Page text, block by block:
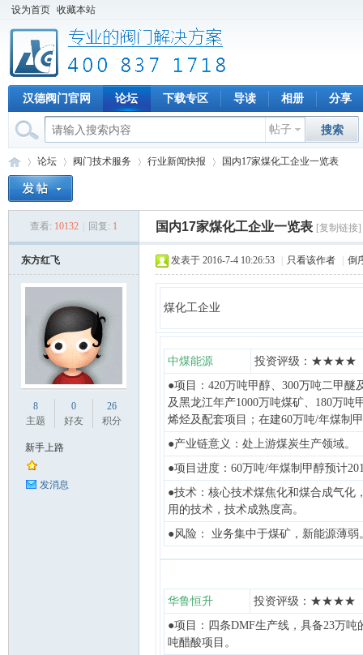
设为首页 收藏本站
汉德阀门官网 论坛 下载专区 导读 相册 分享
帖子 搜索
论坛
›
阀门技术服务 行业新闻快报
›
国内17家煤化工企业一览表
查看: 10132 回复: 1 国内17家煤化工企业一览表 [复制链接]
东方红飞
8
主题
0
好友
26
积分
新手上路
发消息
发表于 2016-7-4 10:26:53 只看该作者 倒
煤化工企业
中煤能源
投资评级：★★★★
●项目：420万吨甲醇、300万吨二甲醚
及黑龙江年产1000万吨煤矿、180万吨
烯烃及配套项目；在建60万吨/年煤制
●产业链意义：处上游煤炭生产领域。
●项目进度：60万吨/年煤制甲醇预计
●技术：核心技术煤焦化和煤合成气化
用的技术，技术成熟度高。
●风险： 业务集中于煤矿，新能源薄弱
华鲁恒升
投资评级：★★★★
●项目：四条DMF生产线，具备23万吨
吨醋酸项目。